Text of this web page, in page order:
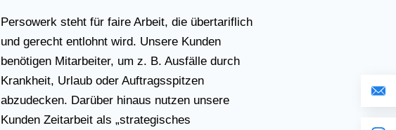
Persowerk steht für faire Arbeit, die übertariflich
und gerecht entlohnt wird. Unsere Kunden
benötigen Mitarbeiter, um z. B. Ausfälle durch
Krankheit, Urlaub oder Auftragsspitzen
abzudecken. Darüber hinaus nutzen unsere
Kunden Zeitarbeit als „strategisches